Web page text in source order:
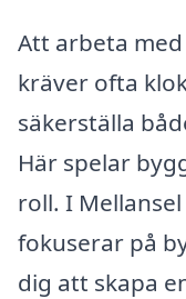
Att arbeta
kräver ofta
säkerställa
Här spelar
roll. I
fokuserar på
dig att skapa